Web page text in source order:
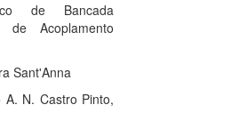
de Bancada
de Acoplamento
Sant'Anna
A. N. Castro Pinto,